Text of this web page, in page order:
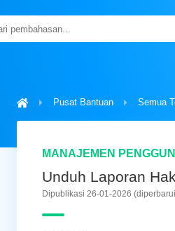
Pusat Bantuan Semua
MANAJEMEN
Unduh Laporan
Dipublikasi 26-01-2026